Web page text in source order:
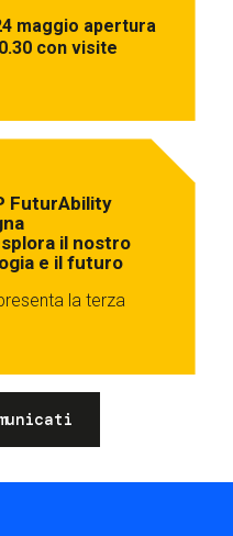
maggio apertura
con visite
FuturAbility
il nostro
e il futuro
la terza